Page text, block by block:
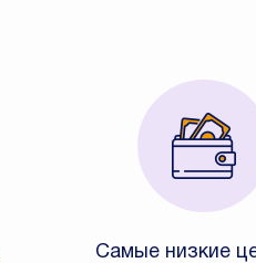
Самые низкие